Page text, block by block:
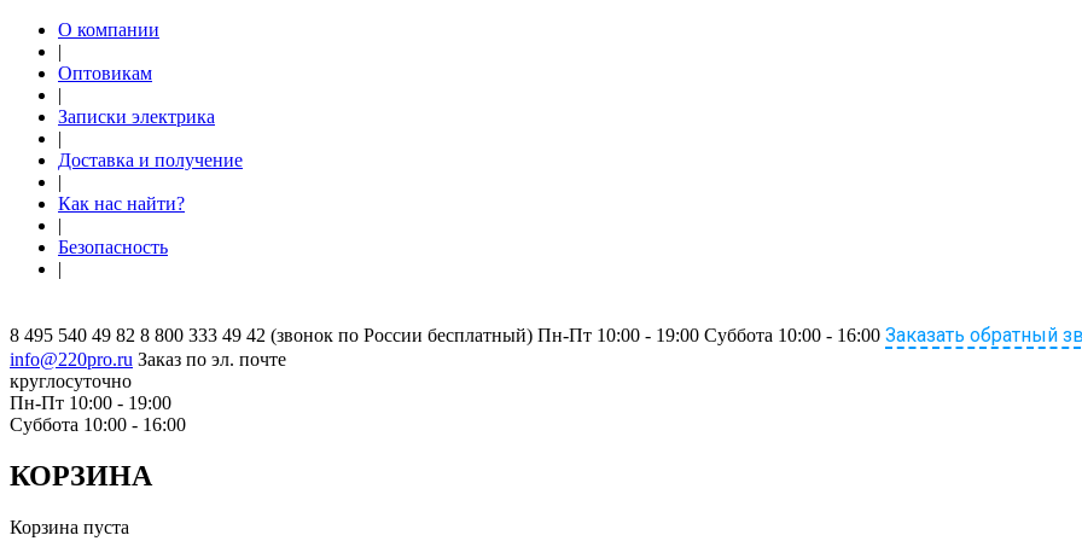
О компании
|
Оптовикам
|
Записки электрика
|
Доставка и получение
|
Как нас найти?
|
Безопасность
|
8 495 540 49 82 8 800 333 49 42 (звонок по России бесплатный) Пн-Пт 10:00 - 19:00 Суббота 10:00 - 16:00 Заказать обратный
info@220pro.ru Заказ по эл. почте
круглосуточно
Пн-Пт 10:00 - 19:00
Суббота 10:00 - 16:00
КОРЗИНА
Корзина пуста